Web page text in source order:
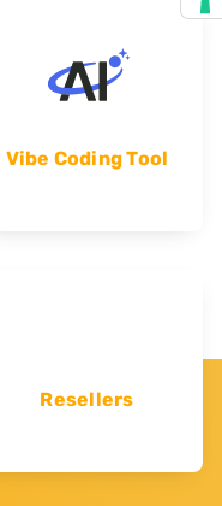
Vibe Coding Tool
Resellers